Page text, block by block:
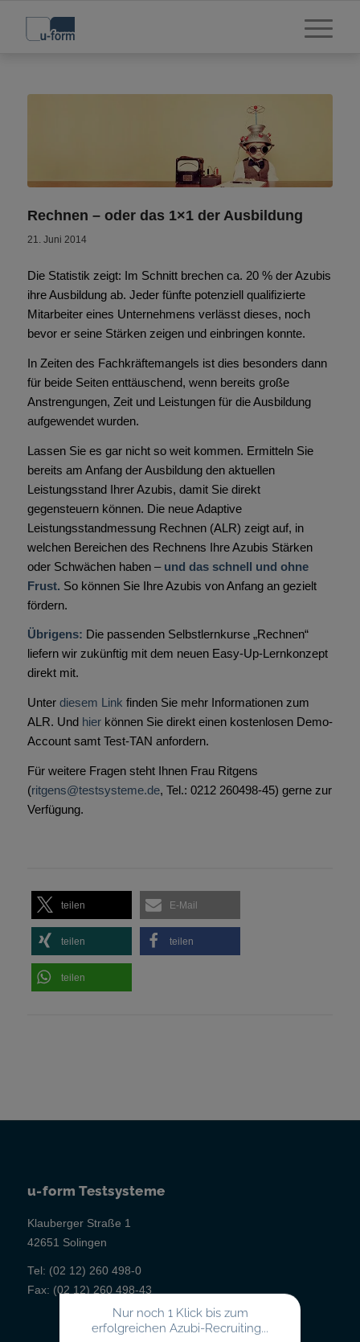
Rechnen – oder das 1×1 der Ausbildung
21. Juni 2014
Die Statistik zeigt: Im Schnitt brechen ca. 20 % der Azubis
ihre Ausbildung ab. Jeder fünfte potenziell qualifizierte
Mitarbeiter eines Unternehmens verlässt dieses, noch
bevor er seine Stärken zeigen und einbringen konnte.
In Zeiten des Fachkräftemangels ist dies besonders dann
für beide Seiten enttäuschend, wenn bereits große
Anstrengungen, Zeit und Leistungen für die Ausbildung
aufgewendet wurden.
Lassen Sie es gar nicht so weit kommen. Ermitteln Sie
bereits am Anfang der Ausbildung den aktuellen
Leistungsstand Ihrer Azubis, damit Sie direkt
gegensteuern können. Die neue Adaptive
Leistungsstandmessung Rechnen (ALR) zeigt auf, in
welchen Bereichen des Rechnens Ihre Azubis Stärken
oder Schwächen haben – und das schnell und ohne
Frust. So können Sie Ihre Azubis von Anfang an gezielt
fördern.
Übrigens: Die passenden Selbstlernkurse „Rechnen“
liefern wir zukünftig mit dem neuen Easy-Up-Lernkonzept
direkt mit.
Unter diesem Link finden Sie mehr Informationen zum
ALR. Und hierkönnen Sie direkt einen kostenlosen Demo-
Account samt Test-TAN anfordern.
Für weitere Fragen steht Ihnen Frau Ritgens
(ritgens@testsysteme.de, Tel.: 0212 260498-45) gerne zur
Verfügung.
teilen E-Mail
teilen teilen
teilen
u-form Testsysteme
Klauberger Straße 1
42651 Solingen
Tel: (02 12) 260 498-0
Fax: (02 12) 260 498-43
Nur noch 1 Klick bis zum
erfolgreichen Azubi-Recruiting...